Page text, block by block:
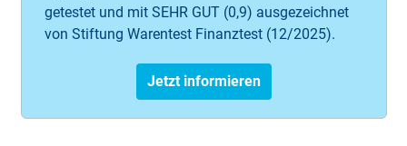
ge­tes­tet und mit SEHR GUT (0,9) aus­ge­zeich­net
von Stif­tung Wa­ren­test Finanztest (12/2025).
Jetzt informieren